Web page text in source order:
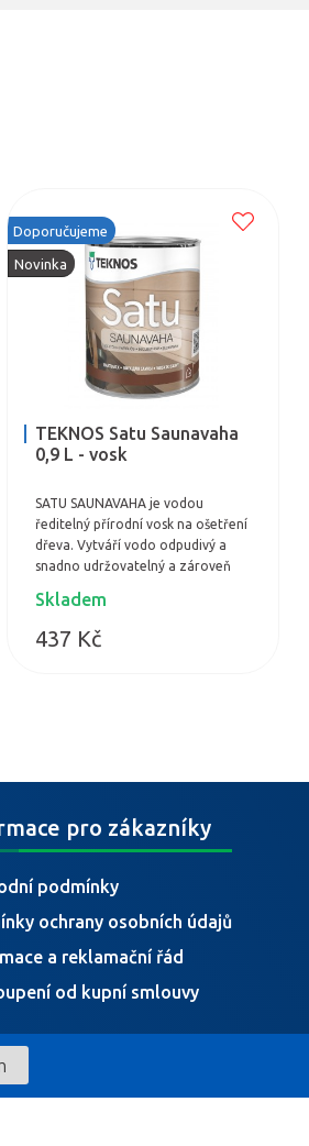
TEKNOS Satu Saunavaha
0,9 L - vosk
SATU SAUNAVAHA je vodou
ředitelný přírodní vosk na ošetření
dřeva. Vytváří vodo odpudivý a
snadno udržovatelný a zároveň
vosk zvýrazní přirozený odstín…
Skladem
437 Kč
Doporučujeme
Novinka
pro zákazníky
podmínky
ochrany osobních údajů
a reklamační řád
od kupní smlouvy